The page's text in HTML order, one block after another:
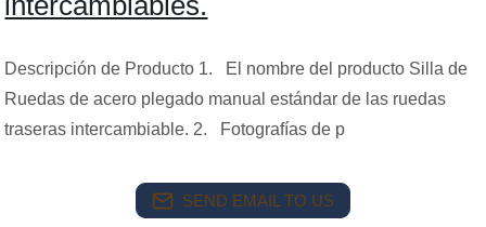
Descripción de Producto 1. El nombre del producto Silla de
Ruedas de acero plegado manual estándar de las ruedas
traseras intercambiable. 2. Fotografías de p
SEND EMAIL TO US